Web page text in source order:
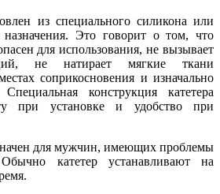
из специального силикона или
назначения. Это говорит о том, что
для использования, не вызывает
не натирает мягкие ткани
соприкосновения и изначально
конструкция катетера
при установке и удобство при
для мужчин, имеющих проблемы
катетер устанавливают на